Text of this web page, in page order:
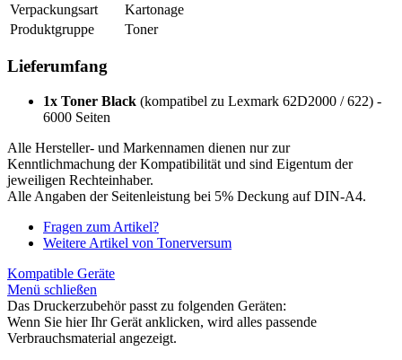
Verpackungsart
Kartonage
Produktgruppe
Toner
Lieferumfang
1x Toner Black (kompatibel zu Lexmark 62D2000 / 622) -
6000 Seiten
Alle Hersteller- und Markennamen dienen nur zur
Kenntlichmachung der Kompatibilität und sind Eigentum der
jeweiligen Rechteinhaber.
Alle Angaben der Seitenleistung bei 5% Deckung auf DIN-A4.
Fragen zum Artikel?
Weitere Artikel von Tonerversum
Kompatible Geräte
Menü schließen
Das Druckerzubehör passt zu folgenden Geräten:
Wenn Sie hier Ihr Gerät anklicken, wird alles passende
Verbrauchsmaterial angezeigt.